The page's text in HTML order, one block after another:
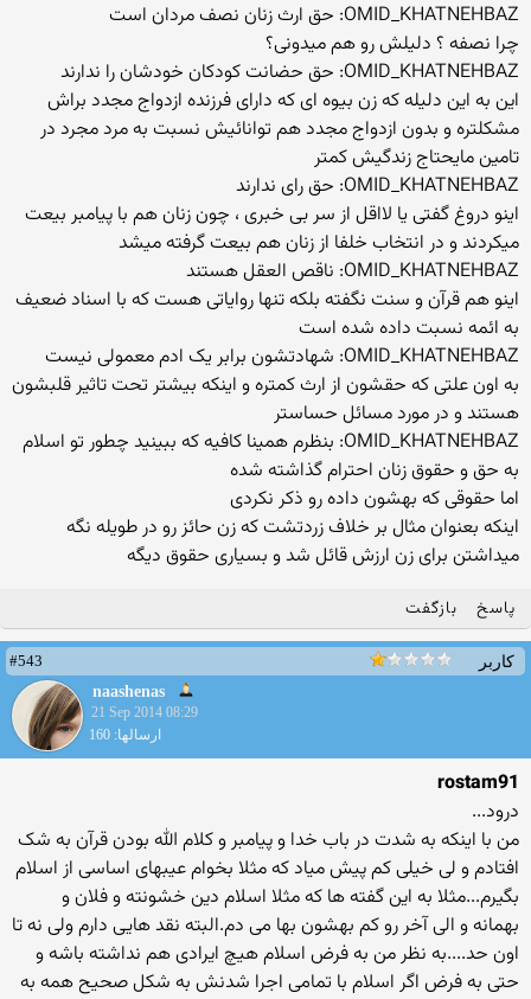
OMID_KHATNEHBAZ: حق ارث زنان نصف مردان است
چرا نصفه ؟ دلیلش رو هم میدونی؟
OMID_KHATNEHBAZ: حق حضانت کودکان خودشان را ندارند
این به این دلیله که زن بیوه ای که دارای فرزنده ازدواج مجدد براش
مشکلتره و بدون ازدواج مجدد هم توانائیش نسبت به مرد مجرد در
تامین مایحتاج زندگیش کمتر
OMID_KHATNEHBAZ: حق رای ندارند
اینو دروغ گفتی یا لااقل از سر بی خبری ، چون زنان هم با پیامبر بیعت
میکردند و در انتخاب خلفا از زنان هم بیعت گرفته میشد
OMID_KHATNEHBAZ: ناقص العقل هستند
اینو هم قرآن و سنت نگفته بلکه تنها روایاتی هست که با اسناد ضعیف
به ائمه نسبت داده شده است
OMID_KHATNEHBAZ: شهادتشون برابر یک ادم معمولی نیست
به اون علتی که حقشون از ارث کمتره و اینکه بیشتر تحت تاثیر قلبشون
هستند و در مورد مسائل حساستر
OMID_KHATNEHBAZ: بنظرم همینا کافیه که ببینید چطور تو اسلام
به حق و حقوق زنان احترام گذاشته شده
اما حقوقی که بهشون داده رو ذکر نکردی
اینکه بعنوان مثال بر خلاف زردتشت که زن حائز رو در طویله نگه
میداشتن برای زن ارزش قائل شد و بسیاری حقوق دیگه
پاسخ بازگفت
کاربر
#543
naashenas
21 Sep 2014 08:29
ارسالها: 160
rostam91
درود...
من با اینکه به شدت در باب خدا و پیامبر و کلام الله بودن قرآن به شک
افتادم و لی خیلی کم پیش میاد که مثلا بخوام عیبهای اساسی از اسلام
بگیرم...مثلا به این گفته ها که مثلا اسلام دین خشونته و فلان و
بهمانه و الی آخر رو کم بهشون بها می دم.البته نقد هایی دارم ولی نه تا
اون حد....به نظر من به فرض اسلام هیچ ایرادی هم نداشته باشه و
حتی به فرض اگر اسلام با تمامی اجرا شدنش به شکل صحیح همه به